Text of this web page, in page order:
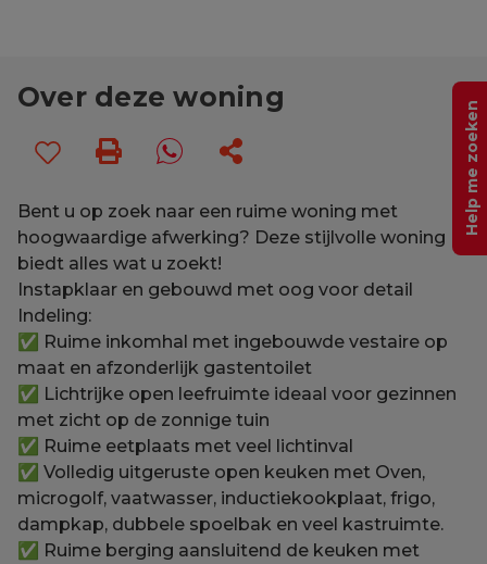
Over deze woning
Bent u op zoek naar een ruime woning met
hoogwaardige afwerking? Deze stijlvolle woning
biedt alles wat u zoekt!
Instapklaar en gebouwd met oog voor detail
Indeling:
✅ Ruime inkomhal met ingebouwde vestaire op
maat en afzonderlijk gastentoilet
✅ Lichtrijke open leefruimte ideaal voor gezinnen
met zicht op de zonnige tuin
✅ Ruime eetplaats met veel lichtinval
✅ Volledig uitgeruste open keuken met Oven,
microgolf, vaatwasser, inductiekookplaat, frigo,
dampkap, dubbele spoelbak en veel kastruimte.
✅ Ruime berging aansluitend de keuken met
Help me zoeken